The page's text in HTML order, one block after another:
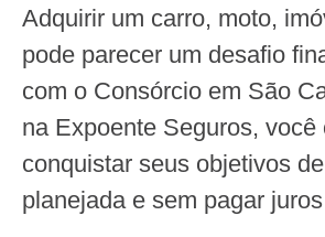
Adquirir um carro, moto,
pode parecer um desafio
com o Consórcio em São
na Expoente Seguros, você
conquistar seus objetivos
planejada e sem pagar